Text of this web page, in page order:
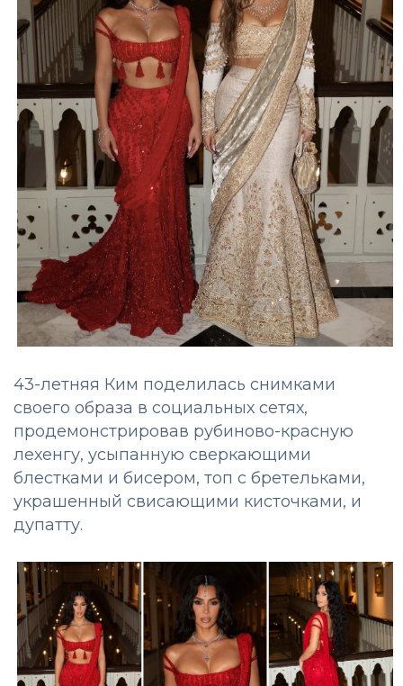
43-летняя Ким поделилась снимками
своего образа в социальных сетях,
продемонстрировав рубиново-красную
лехенгу, усыпанную сверкающими
блестками и бисером, топ с бретельками,
украшенный свисающими кисточками, и
дупатту.